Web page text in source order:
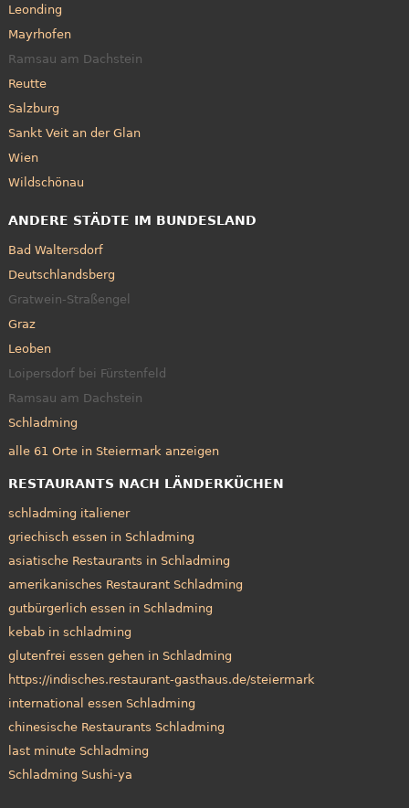
Leonding
Mayrhofen
Ramsau am Dachstein
Reutte
Salzburg
Sankt Veit an der Glan
Wien
Wildschönau
ANDERE STÄDTE IM BUNDESLAND
Bad Waltersdorf
Deutschlandsberg
Gratwein-Straßengel
Graz
Leoben
Loipersdorf bei Fürstenfeld
Ramsau am Dachstein
Schladming
alle 61 Orte in Steiermark anzeigen
RESTAURANTS NACH LÄNDERKÜCHEN
schladming italiener
griechisch essen in Schladming
asiatische Restaurants in Schladming
amerikanisches Restaurant Schladming
gutbürgerlich essen in Schladming
kebab in schladming
glutenfrei essen gehen in Schladming
https://indisches.restaurant-gasthaus.de/steiermark
international essen Schladming
chinesische Restaurants Schladming
last minute Schladming
Schladming Sushi-ya